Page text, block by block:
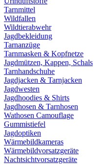
Tarnmittel
Wildfallen
Wildtierabwehr
Jagdbekleidung
Tarnanzüge
Tarnmasken & Kopfnetze
Jagdmützen, Kappen, Schals
Tarnhandschuhe
Jagdjacken & Tarnjacken
Jagdwesten
Jagdhoodies & Shirts
Jagdhosen & Tarnhosen
Wathosen Camouflage
Gummistiefel
Jagdoptiken
Wärmebildkameras
Wärmebildvorsatzgeräte
Nachtsichtvorsatzgeräte